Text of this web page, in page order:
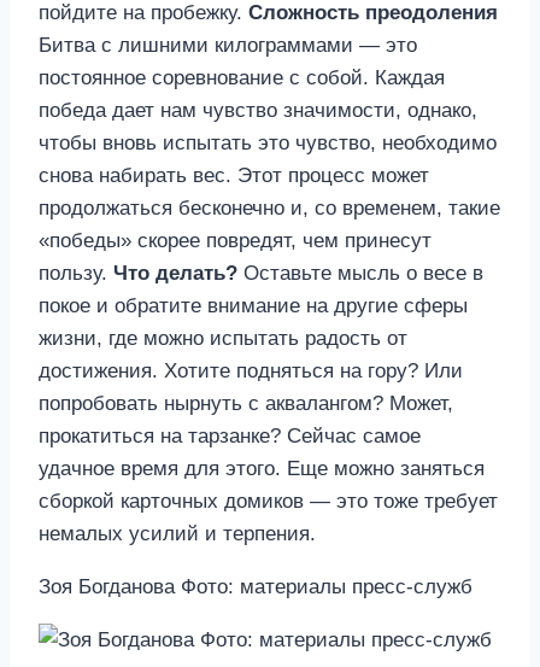
пойдите на пробежку. Сложность преодоления
Битва с лишними килограммами — это
постоянное соревнование с собой. Каждая
победа дает нам чувство значимости, однако,
чтобы вновь испытать это чувство, необходимо
снова набирать вес. Этот процесс может
продолжаться бесконечно и, со временем, такие
«победы» скорее повредят, чем принесут
пользу. Что делать? Оставьте мысль о весе в
покое и обратите внимание на другие сферы
жизни, где можно испытать радость от
достижения. Хотите подняться на гору? Или
попробовать нырнуть с аквалангом? Может,
прокатиться на тарзанке? Сейчас самое
удачное время для этого. Еще можно заняться
сборкой карточных домиков — это тоже требует
немалых усилий и терпения.
Зоя Богданова Фото: материалы пресс-служб